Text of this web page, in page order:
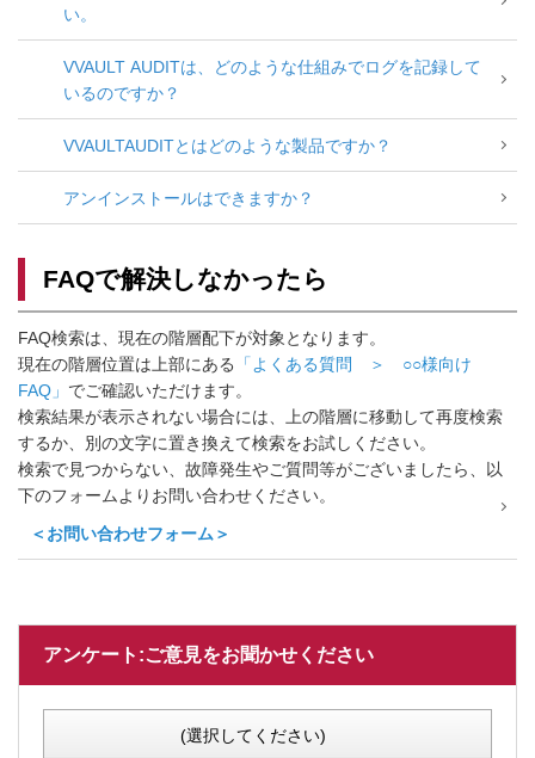
い。
VVAULT AUDITは、どのような仕組みでログを記録して
いるのですか？
VVAULTAUDITとはどのような製品ですか？
アンインストールはできますか？
FAQで解決しなかったら
FAQ検索は、現在の階層配下が対象となります。
現在の階層位置は上部にある
「よくある質問 ＞ ○○様向け
FAQ」 でご確認いただけます。
検索結果が表示されない場合には、上の階層に移動して再度検索
するか、別の文字に置き換えて検索をお試しください。
検索で見つからない、故障発生やご質問等がございましたら、以
下のフォームよりお問い合わせください。
＜お問い合わせフォーム＞
アンケート:ご意見をお聞かせください
(選択してください)